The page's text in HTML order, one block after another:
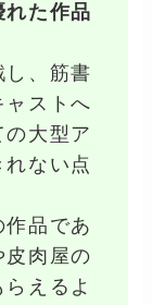
れた作品
し、筋書
ャストへ
大型ア
ない点
品であ
皮肉屋の
えるよ